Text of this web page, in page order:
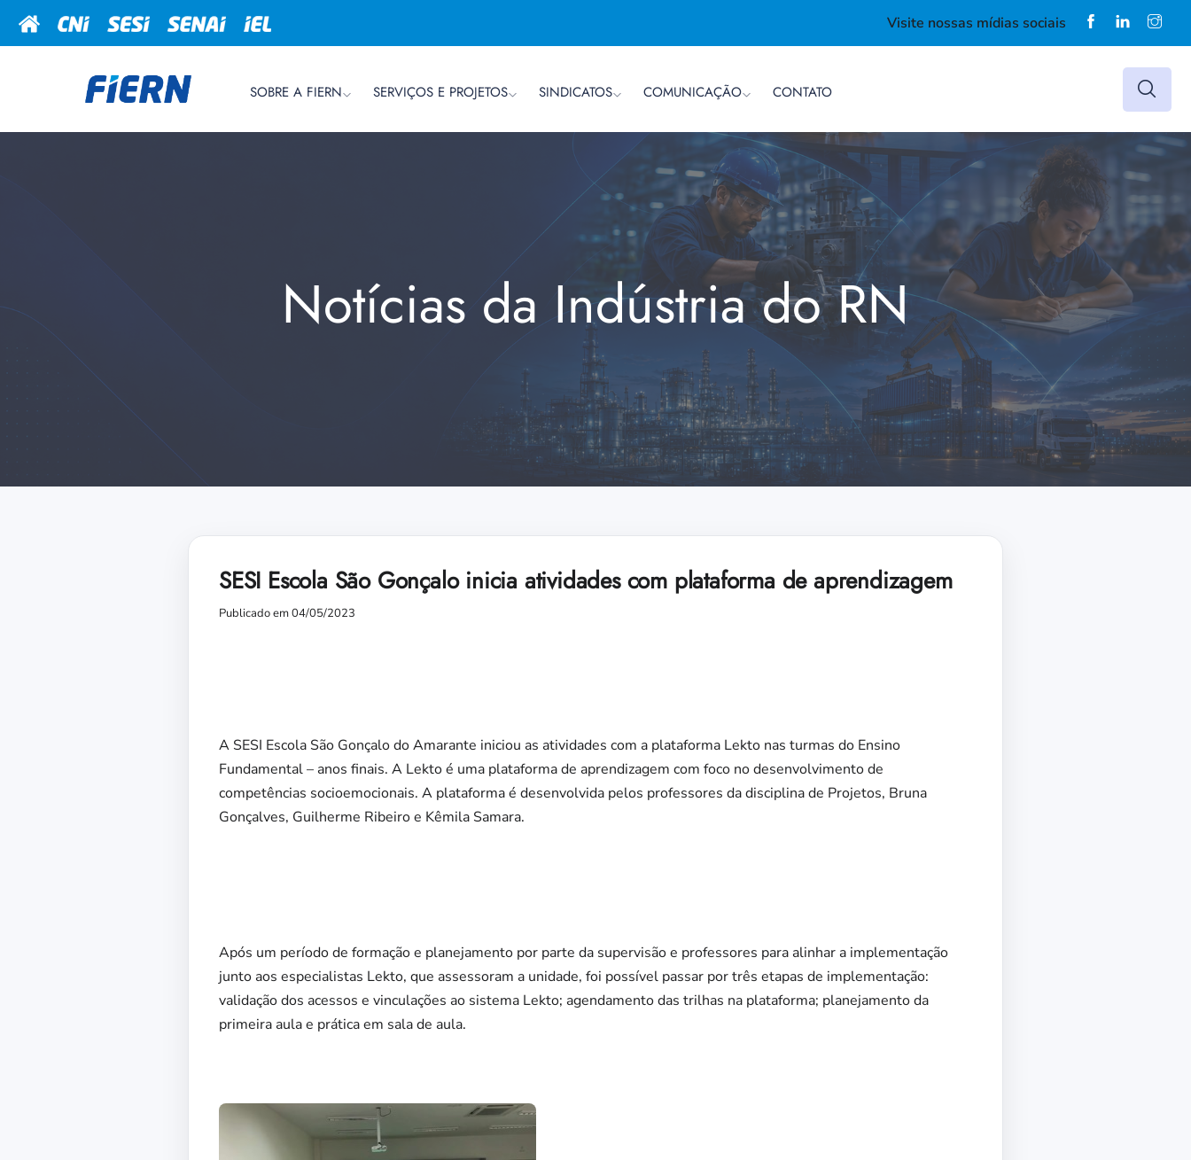
Visite nossas mídias sociais
SOBRE A FIERN SERVIÇOS E PROJETOS SINDICATOS COMUNICAÇÃO CONTATO
Notícias da Indústria do RN
SESI Escola São Gonçalo inicia atividades com plataforma de aprendizagem
Publicado em 04/05/2023
A SESI Escola São Gonçalo do Amarante iniciou as atividades com a plataforma Lekto nas turmas do Ensino
Fundamental – anos finais. A Lekto é uma plataforma de aprendizagem com foco no desenvolvimento de
competências socioemocionais. A plataforma é desenvolvida pelos professores da disciplina de Projetos, Bruna
Gonçalves, Guilherme Ribeiro e Kêmila Samara.
Após um período de formação e planejamento por parte da supervisão e professores para alinhar a implementação
junto aos especialistas Lekto, que assessoram a unidade, foi possível passar por três etapas de implementação:
validação dos acessos e vinculações ao sistema Lekto; agendamento das trilhas na plataforma; planejamento da
primeira aula e prática em sala de aula.